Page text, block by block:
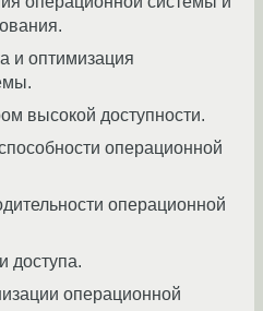
и оптимизация
высокой доступности.
операционной
операционной
доступа.
операционной